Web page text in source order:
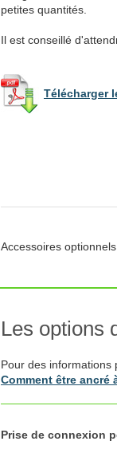
petites quantités.
Il est conseillé
Télécharger
Accessoires
Les options
Pour des informations
Comment être ancré
Prise de connexion